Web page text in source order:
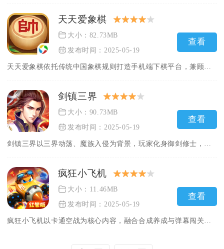
天天爱象棋
大小：82.73MB
发布时间：2025-05-19
查看
剑镇三界
大小：90.73MB
发布时间：2025-05-19
查看
疯狂小飞机
大小：11.46MB
发布时间：2025-05-19
查看